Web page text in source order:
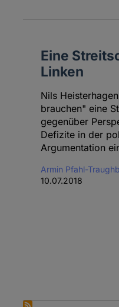
Eine
Linken
Nils
brauchen" eine
gegenüber
Defizite in der
Argumentation
Armin Pfahl-
10.07.2018